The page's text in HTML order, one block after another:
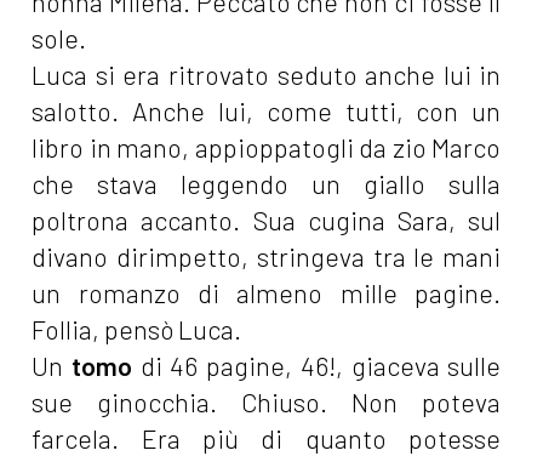
sole.
Luca si era ritrovato seduto anche lui in
salotto. Anche lui, come tutti, con un
libro in mano, appioppatogli da zio Marco
che stava leggendo un giallo sulla
poltrona accanto. Sua cugina Sara, sul
divano dirimpetto, stringeva tra le mani
un romanzo di almeno mille pagine.
Follia, pensò Luca.
Un tomo di 46 pagine, 46!, giaceva sulle
sue ginocchia. Chiuso. Non poteva
farcela. Era più di quanto potesse